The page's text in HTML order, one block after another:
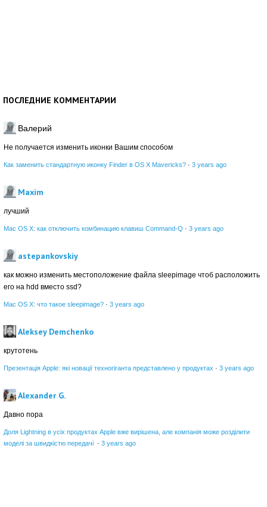
ПОСЛЕДНИЕ КОММЕНТАРИИ
Валерий
Не получается изменить иконки Вашим способом
Как заменить стандартную иконку Finder в OS X Mavericks? · 3 years ago
Maxim
лучший
Mac OS X: как отключить комбинацию клавиш Command-Q · 3 years ago
astepankovskiy
как можно изменить местоположение файла sleepimage чтоб расположить
его на hdd вместо ssd?
Mac OS X: что такое sleepimage? · 3 years ago
Aleksey Demchenko
крутотень
Презентація Apple: які новації техногіганта представлено у продуктах · 3 years ago
Alexander G.
Давно пора
Доля Lightning в усіх продуктах Apple вже вирішена, але компанія може розділити
моделі за швидкістю передачі · 3 years ago